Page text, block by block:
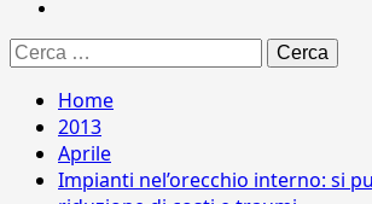
Ricerca
per:
Home
2013
Aprile
Impianti nel’orecchio interno: si